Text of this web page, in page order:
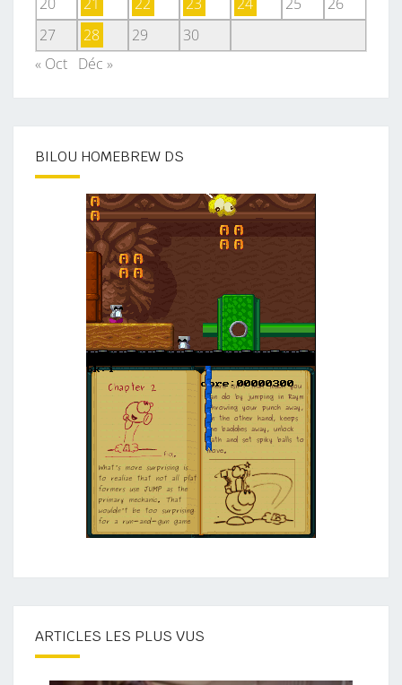
27
28 29
30
« Oct Déc »
BILOU HOMEBREW DS
ARTICLES LES PLUS VUS